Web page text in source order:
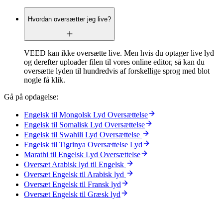
Hvordan oversætter jeg live?
VEED kan ikke oversætte live. Men hvis du optager live lyd
og derefter uploader filen til vores online editor, så kan du
oversætte lyden til hundredvis af forskellige sprog med blot
nogle få klik.
Gå på opdagelse:
Engelsk til Mongolsk Lyd Oversættelse
Engelsk til Somalisk Lyd Oversættelse
Engelsk til Swahili Lyd Oversættelse
Engelsk til Tigrinya Oversættelse Lyd
Marathi til Engelsk Lyd Oversættelse
Oversæt Arabisk lyd til Engelsk
Oversæt Engelsk til Arabisk lyd
Oversæt Engelsk til Fransk lyd
Oversæt Engelsk til Græsk lyd